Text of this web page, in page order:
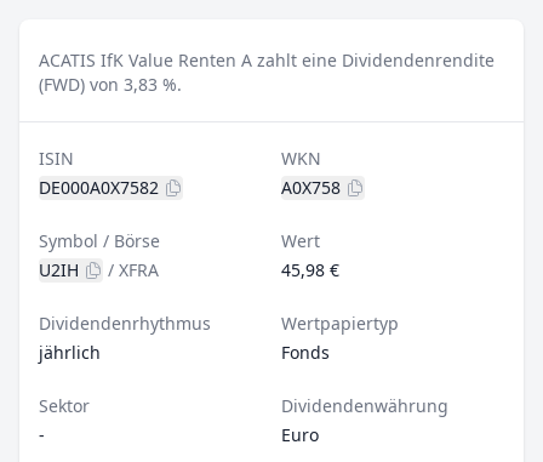
ACATIS IfK Value Renten A zahlt eine Dividendenrendite
(FWD) von 3,83 %.
ISIN
DE000A0X7582
WKN
A0X758
Symbol / Börse
U2IH
/ XFRA
Wert
45,98 €
Dividendenrhythmus
jährlich
Wertpapiertyp
Fonds
Sektor
-
Dividendenwährung
Euro